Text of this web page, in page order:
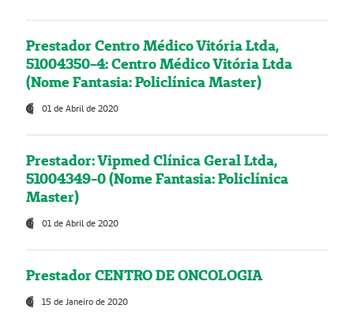
Prestador Centro Médico Vitória Ltda,
51004350-4: Centro Médico Vitória Ltda
(Nome Fantasia: Policlínica Master)
01 de Abril de 2020
Prestador: Vipmed Clínica Geral Ltda,
51004349-0 (Nome Fantasia: Policlínica
Master)
01 de Abril de 2020
Prestador CENTRO DE ONCOLOGIA
15 de Janeiro de 2020